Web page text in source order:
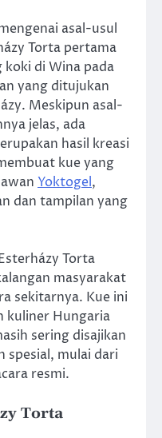
asal-usul
Torta pertama
koki di Wina pada
yang ditujukan
Meskipun asal-
jelas, ada
hasil kreasi
kue yang
Yoktogel,
dan tampilan yang
Torta
masyarakat
sekitarnya. Kue ini
kuliner Hungaria
sering disajikan
spesial, mulai dari
resmi.
Torta